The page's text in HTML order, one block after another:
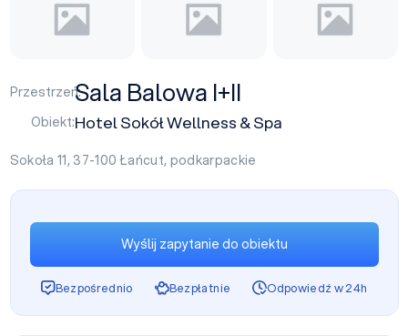
Przestrzeń:Sala Balowa I+II
Obiekt:Hotel Sokół Wellness & Spa
Sokoła 11, 37-100Łańcut, podkarpackie
Wyślij zapytanie do obiektu
Bezpośrednio Bezpłatnie Odpowiedź w 24h